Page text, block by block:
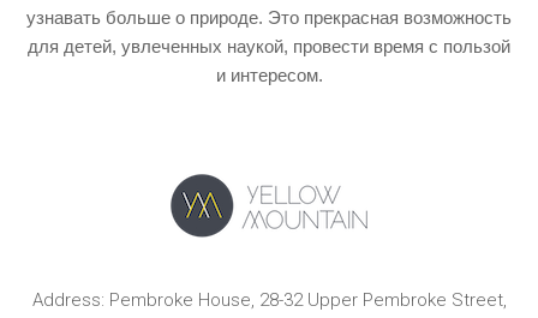
узнавать больше о природе. Это прекрасная возможность
для детей, увлеченных наукой, провести время с пользой
и интересом.
Address: Pembroke House, 28-32 Upper Pembroke Street,